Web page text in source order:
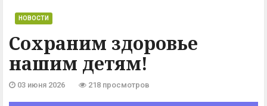
Сохраним здоровье
нашим детям!
НОВОСТИ
03 июня 2026 218 просмотров